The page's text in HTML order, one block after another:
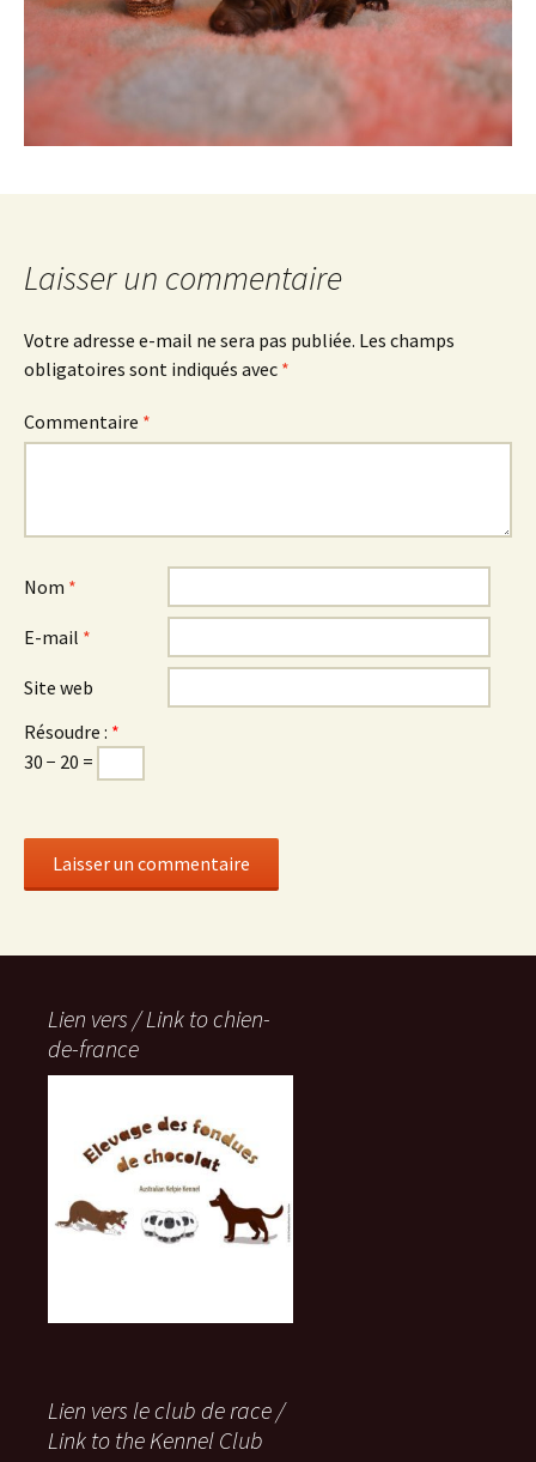
Laisser un commentaire
Votre adresse e-mail ne sera pas publiée. Les champs
obligatoires sont indiqués avec *
Commentaire *
Nom *
E-mail *
Site web
Résoudre : *
30 − 20 =
Lien vers / Link to chien-
de-france
Lien vers le club de race /
Link to the Kennel Club